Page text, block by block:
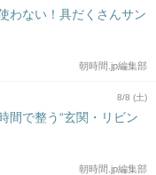
わない！具だくさんサン
朝時間.jp編集部
8/8 (土)
間で整う“玄関・リビン
朝時間.jp編集部